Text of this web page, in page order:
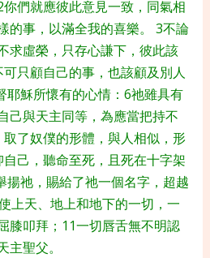
們就應彼此意見一致，同氣相
的事，以滿全我的喜樂。 3不論
求虛榮，只存心謙下，彼此該
只顧自己的事，也該顧及別人
耶穌所懷有的心情：6祂雖具有
己與天主同等，為應當把持不
了奴僕的形體，與人相似，形
自己，聽命至死，且死在十字架
揚祂，賜給了祂一個名字，超越
上天、地上和地下的一切，一
膝叩拜；11一切唇舌無不明認
聖父。